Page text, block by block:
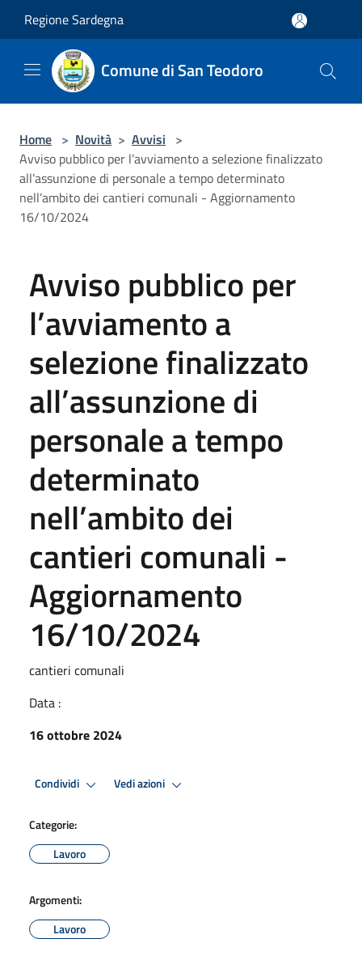
Regione Sardegna
Comune di San Teodoro
Home > Novità > Avvisi >
Avviso pubblico per l’avviamento a selezione finalizzato
all’assunzione di personale a tempo determinato
nell’ambito dei cantieri comunali - Aggiornamento
16/10/2024
Avviso pubblico per
l’avviamento a
selezione finalizzato
all’assunzione di
personale a tempo
determinato
nell’ambito dei
cantieri comunali -
Aggiornamento
16/10/2024
cantieri comunali
Data :
16 ottobre 2024
Condividi Vedi azioni
Categorie:
Lavoro
Argomenti:
Lavoro